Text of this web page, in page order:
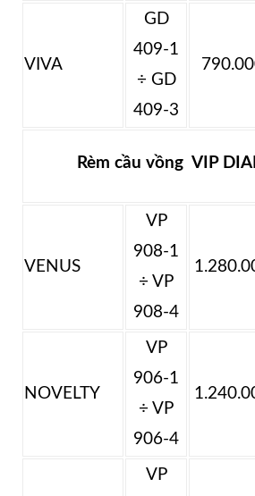
VIVA
GD
409-1
÷ GD
409-3
Rèm cầu vồng VIP
VENUS
VP
908-1
÷ VP
908-4
NOVELTY
VP
906-1
÷ VP
906-4
VP